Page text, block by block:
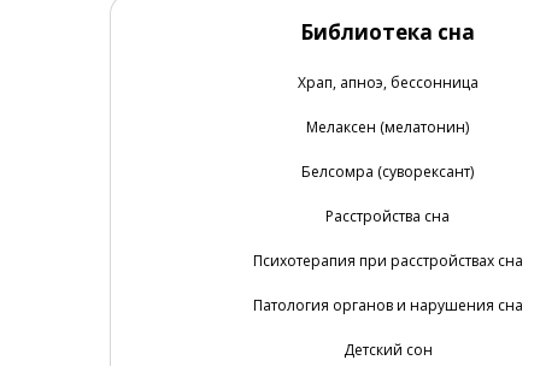
Библиотека сна
Храп, апноэ, бессонница
Мелаксен (мелатонин)
Белсомра (суворексант)
Расстройства сна
Психотерапия при расстройствах сна
Патология органов и нарушения сна
Детский сон